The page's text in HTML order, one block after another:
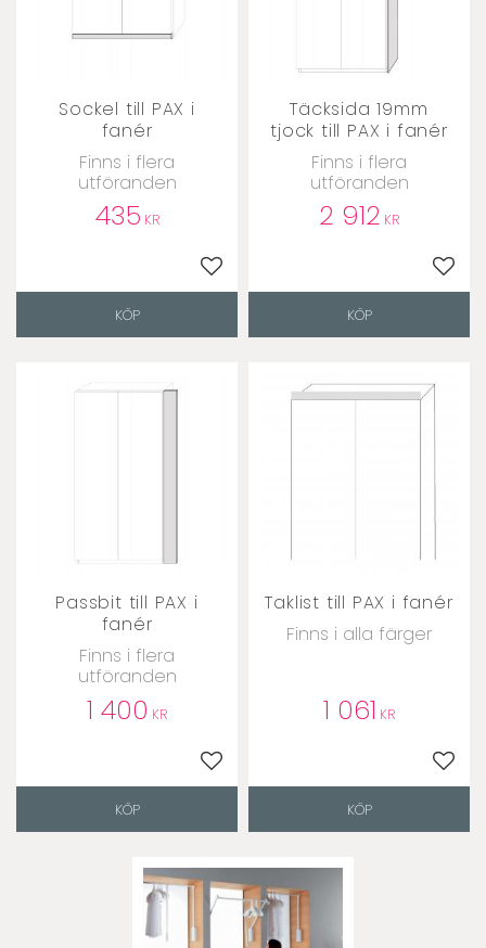
Sockel till PAX i
fanér
Finns i flera
utföranden
435 KR
Lägg till i favoriter
KÖP
Täcksida 19mm
tjock till PAX i fanér
Finns i flera
utföranden
2 912 KR
KÖP
Passbit till PAX i
fanér
Finns i flera
utföranden
1 400 KR
Lägg till i favoriter
KÖP
Taklist till PAX i fanér
Finns i alla färger
1 061 KR
KÖP